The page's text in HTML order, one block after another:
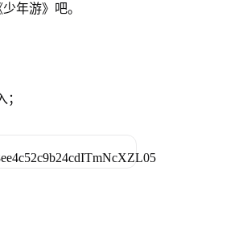
年游》吧。